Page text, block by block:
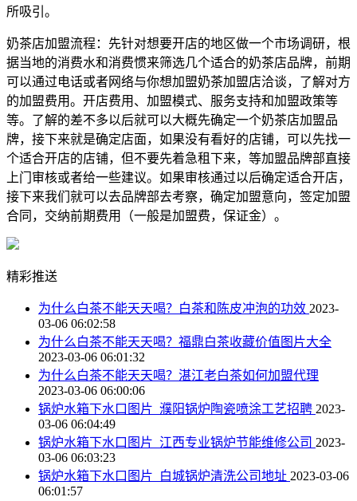
所吸引。
奶茶店加盟流程：先针对想要开店的地区做一个市场调研，根
据当地的消费水和消费惯来筛选几个适合的奶茶店品牌，前期
可以通过电话或者网络与你想加盟奶茶加盟店洽谈，了解对方
的加盟费用。开店费用、加盟模式、服务支持和加盟政策等
等。了解的差不多以后就可以大概先确定一个奶茶店加盟品
牌，接下来就是确定店面，如果没有看好的店铺，可以先找一
个适合开店的店铺，但不要先着急租下来，等加盟品牌部直接
上门审核或者给一些建议。如果审核通过以后确定适合开店，
接下来我们就可以去品牌部去考察，确定加盟意向，签定加盟
合同，交纳前期费用（一般是加盟费，保证金）。
精彩推送
为什么白茶不能天天喝？白茶和陈皮冲泡的功效 2023-
03-06 06:02:58
为什么白茶不能天天喝？福鼎白茶收藏价值图片大全
2023-03-06 06:01:32
为什么白茶不能天天喝？湛江老白茶如何加盟代理
2023-03-06 06:00:06
锅炉水箱下水口图片_濮阳锅炉陶瓷喷涂工艺招聘 2023-
03-06 06:04:49
锅炉水箱下水口图片_江西专业锅炉节能维修公司 2023-
03-06 06:03:23
锅炉水箱下水口图片_白城锅炉清洗公司地址 2023-03-06
06:01:57